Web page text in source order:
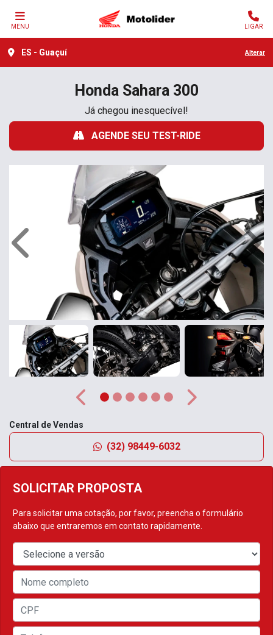
MENU LIGAR
ES - Guaçuí Alterar
Honda Sahara 300
Já chegou inesquecível!
AGENDE SEU TEST-RIDE
SOLICITAR PROPOSTA
Para solicitar uma cotação, por favor, preencha o formulário
abaixo que entraremos em contato rapidamente.
Anterior
Anterior Próximo
Central de Vendas
(32) 98449-6032